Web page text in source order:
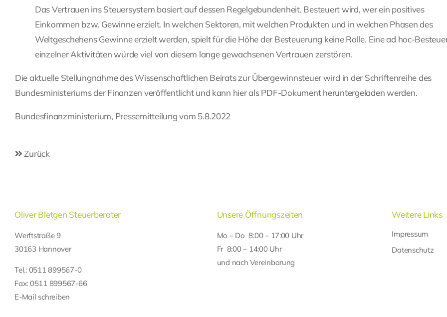
Das Vertrauen ins Steuersystem basiert auf dessen Regelgebundenheit. Besteuert wird, wer ein positives
Einkommen bzw. Gewinne erzielt. In welchen Sektoren, mit welchen Produkten und in welchen Phasen des
Weltgeschehens Gewinne erzielt werden, spielt für die Höhe der Besteuerung keine Rolle. Eine ad hoc-
einzelner Aktivitäten würde viel von diesem lange gewachsenen Vertrauen zerstören.
Die aktuelle Stellungnahme des Wissenschaftlichen Beirats zur Übergewinnsteuer wird in der Schriftenreihe des
Bundesministeriums der Finanzen veröffentlicht und kann hier als PDF-Dokument heruntergeladen werden.
Bundesfinanzministerium, Pressemitteilung vom 5.8.2022
Zurück
Oliver Bletgen Steuerberater
Werftstraße 9
30163 Hannover
Tel.: 0511 899567-0
Fax: 0511 899567-66
E-Mail schreiben
Unsere Öffnungszeiten
Mo – Do 8:00 – 17:00 Uhr
Fr 8:00 – 14:00 Uhr
und nach Vereinbarung
Weitere Links
Impressum
Datenschutz